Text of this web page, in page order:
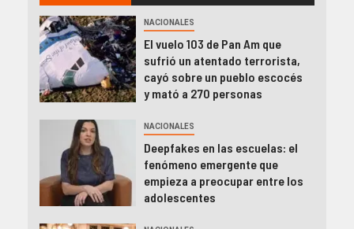
NACIONALES
El vuelo 103 de Pan Am que
sufrió un atentado terrorista,
cayó sobre un pueblo escocés
y mató a 270 personas
NACIONALES
Deepfakes en las escuelas: el
fenómeno emergente que
empieza a preocupar entre los
adolescentes